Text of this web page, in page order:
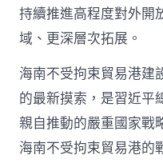
持續推進高程度對外開
域、更深層次拓展。
海南不受拘束貿易港建
的最新摸索，是習近平
親自推動的嚴重國家戰
海南不受拘束貿易港的